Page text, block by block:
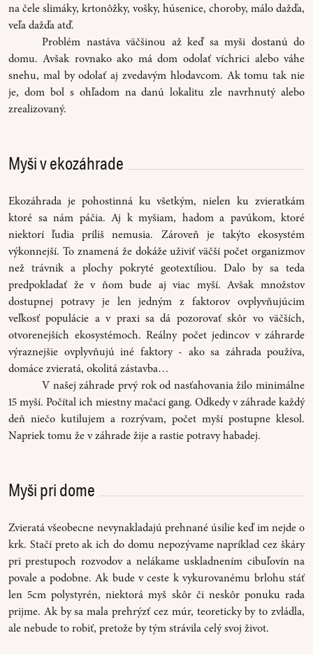
na čele slimáky, krtonôžky, vošky, húsenice, choroby, málo dažďa,
veľa dažďa atď.
Problém nastáva väčšinou až keď sa myši dostanú do
domu. Avšak rovnako ako má dom odolať víchrici alebo váhe
snehu, mal by odolať aj zvedavým hlodavcom. Ak tomu tak nie
je, dom bol s ohľadom na danú lokalitu zle navrhnutý alebo
zrealizovaný.
Myši v ekozáhrade
Ekozáhrada je pohostinná ku všetkým, nielen ku zvieratkám
ktoré sa nám páčia. Aj k myšiam, hadom a pavúkom, ktoré
niektorí ľudia príliš nemusia. Zároveň je takýto ekosystém
výkonnejší. To znamená že dokáže uživiť väčší počet organizmov
než trávnik a plochy pokryté geotextíliou. Dalo by sa teda
predpokladať že v ňom bude aj viac myší. Avšak množstov
dostupnej potravy je len jedným z faktorov ovplyvňujúcim
veľkosť populácie a v praxi sa dá pozorovať skôr vo väčších,
otvorenejších ekosystémoch. Reálny počet jedincov v záhrarde
výraznejšie ovplyvňujú iné faktory - ako sa záhrada používa,
domáce zvieratá, okolitá zástavba…
V našej záhrade prvý rok od nasťahovania žilo minimálne
15 myší. Počítal ich miestny mačací gang. Odkedy v záhrade každý
deň niečo kutilujem a rozrývam, počet myší postupne klesol.
Napriek tomu že v záhrade žije a rastie potravy habadej.
Myši pri dome
Zvieratá všeobecne nevynakladajú prehnané úsilie keď im nejde o
krk. Stačí preto ak ich do domu nepozývame napríklad cez škáry
pri prestupoch rozvodov a nelákame uskladnením cibuľovín na
povale a podobne. Ak bude v ceste k vykurovanému brlohu stáť
len 5cm polystyrén, niektorá myš skôr či neskôr ponuku rada
prijme. Ak by sa mala prehrýzť cez múr, teoreticky by to zvládla,
ale nebude to robiť, pretože by tým strávila celý svoj život.